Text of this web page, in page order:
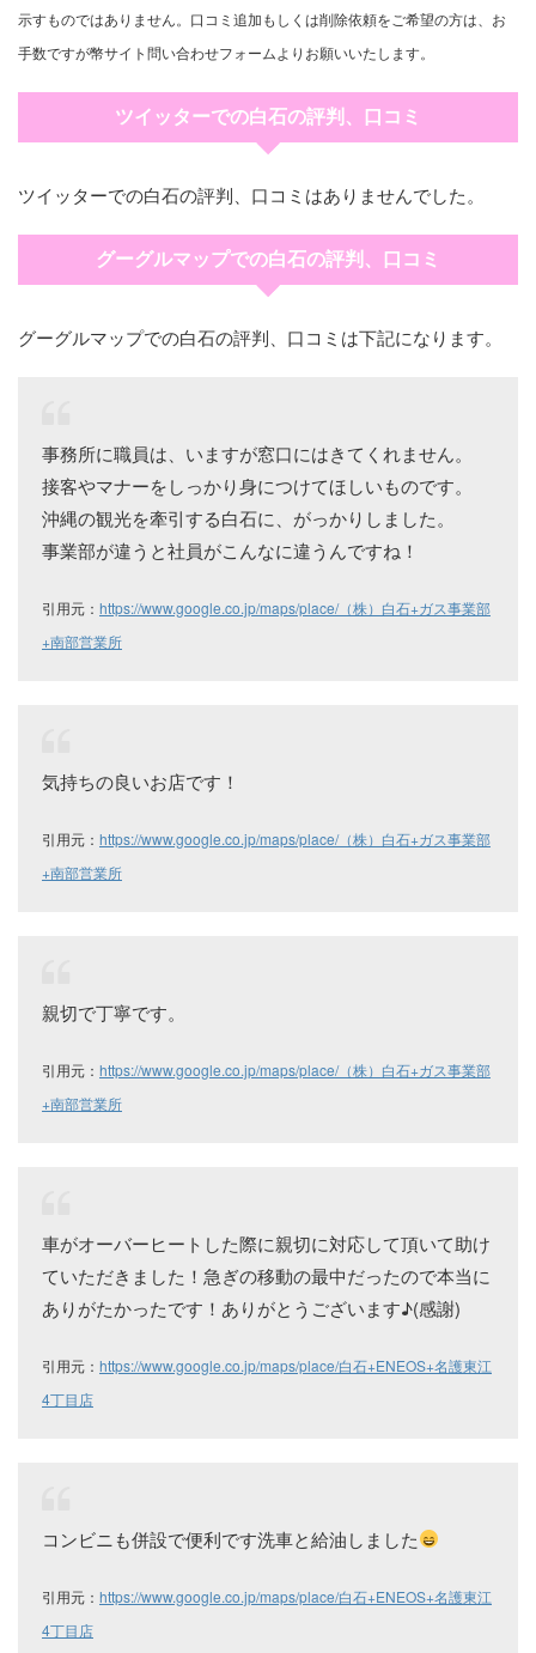
示すものではありません。口コミ追加もしくは削除依頼をご希望の方は、お
手数ですが幣サイト問い合わせフォームよりお願いいたします。
ツイッターでの白石の評判、口コミ
ツイッターでの白石の評判、口コミはありませんでした。
グーグルマップでの白石の評判、口コミ
グーグルマップでの白石の評判、口コミは下記になります。
事務所に職員は、いますが窓口にはきてくれません。
接客やマナーをしっかり身につけてほしいものです。
沖縄の観光を牽引する白石に、がっかりしました。
事業部が違うと社員がこんなに違うんですね！
引用元： https://www.google.co.jp/maps/place/（株）白石+ガス事業部
+南部営業所
気持ちの良いお店です！
引用元： https://www.google.co.jp/maps/place/（株）白石+ガス事業部
+南部営業所
親切で丁寧です。
引用元： https://www.google.co.jp/maps/place/（株）白石+ガス事業部
+南部営業所
車がオーバーヒートした際に親切に対応して頂いて助け
ていただきました！急ぎの移動の最中だったので本当に
ありがたかったです！ありがとうございます♪(感謝)
引用元： https://www.google.co.jp/maps/place/白石+ENEOS+名護東江
4丁目店
コンビニも併設で便利です洗車と給油しました
引用元： https://www.google.co.jp/maps/place/白石+ENEOS+名護東江
4丁目店